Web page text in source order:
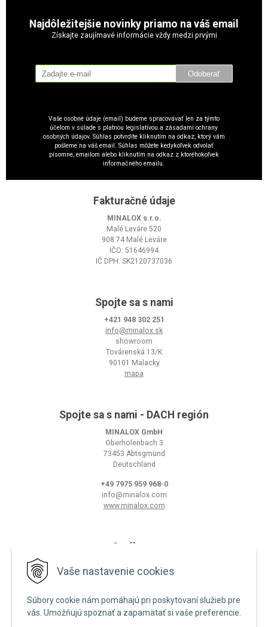
Vaše nastavenie cookies
Súbory cookie nám pomáhajú pri poskytovaní služieb pre
vás. Umožňujú spoznať a zapamätať si vaše preferencie.
Najdôležitejšie novinky priamo na váš email
Získajte zaujímavé informácie vždy medzi prvými
Odoberať
Vaše osobné údaje (email) budeme spracovávať len za týmto
účelom v súlade s platnou legislatívou a zásadami ochrany
osobných údajov. Súhlas potvrdíte kliknutím na odkaz, ktorý vám
pošleme na váš email. Súhlas môžete kedykoľvek odvolať
písomne, emailom alebo kliknutím na odkaz z ktoréhokoľvek
informačného emailu.
Fakturačné údaje
MINALOX s.r.o.
Malé Leváre 520
908 74 Malé Leváre
IČO: 51646994
IČ DPH: SK2120737036
Spojte sa s nami
+421 948 302 251
info@minalox.sk
showroom
Továrenská 13/K
90101 Malacky
mapa
Spojte sa s nami - DACH región
MINALOX GmbH
Oberholenbach 3
73453 Abtsgmünd
Deutschland
+49 7975 959 968-0
info@minalox.com
www.minalox.com
O nákupe
Zásady používania cookies